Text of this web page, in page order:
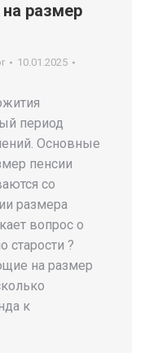
размер
10.01.2025
период
Основные
пенсии
со
размера
вопрос о
старости ?
на размер
к